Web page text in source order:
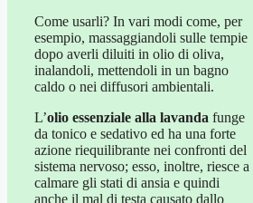
Come usarli? In vari modi come, per
esempio, massaggiandoli sulle tempie
dopo averli diluiti in olio di oliva,
inalandoli, mettendoli in un bagno
caldo o nei diffusori ambientali.
L’olio essenziale alla lavanda funge
da tonico e sedativo ed ha una forte
azione riequilibrante nei confronti del
sistema nervoso; esso, inoltre, riesce a
calmare gli stati di ansia e quindi
anche il mal di testa causato dallo